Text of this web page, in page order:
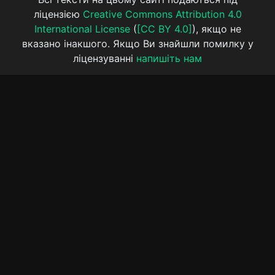
ліцензією Creative Commons Attribution 4.0
International License( [CC BY 4.0] ), якщо не
вказано інакшого. Якщо Ви знайшли помилку у
ліцензуванні напишіть нам